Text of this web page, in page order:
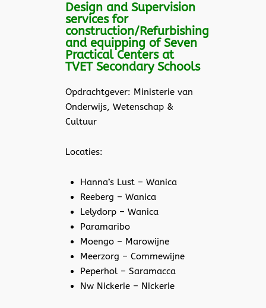
Design and Supervision
services for
construction/Refurbishing
and equipping of Seven
Practical Centers at
TVET Secondary Schools
Opdrachtgever: Ministerie van
Onderwijs, Wetenschap &
Cultuur
Locaties:
Hanna’s Lust – Wanica
Reeberg – Wanica
Lelydorp – Wanica
Paramaribo
Moengo – Marowijne
Meerzorg – Commewijne
Peperhol – Saramacca
Nw Nickerie – Nickerie